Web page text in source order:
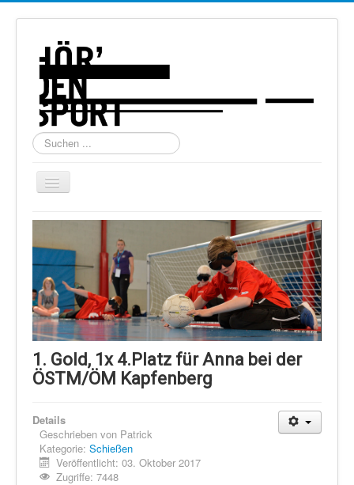
Suchen
...
Navigation
Home
Über uns
Torball
Schießen
Schi Alpin
Schi Nordisch
Laufen
Datenschutz
1. Gold, 1x 4.Platz für Anna bei der
ÖSTM/ÖM Kapfenberg
Details
Geschrieben von Patrick
Kategorie: Schießen
Veröffentlicht: 03. Oktober 2017
Zugriffe: 7448